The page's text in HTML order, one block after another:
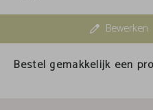
Bewerken
Bestel gemakkelijk een